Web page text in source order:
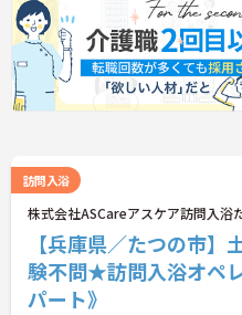
訪問入浴
株式会社ASCareアスケア訪問入浴
【兵庫県／たつの市
験不問★訪問入浴オペ
パート》